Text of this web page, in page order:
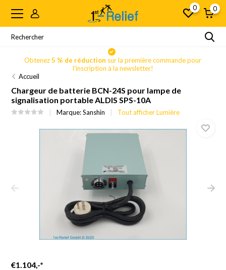
0 0
Obtenez5 % de réduction sur la première commande pour
l'inscription à la newsletter!
Accueil
Chargeur de batterie BCN-24S pour lampe de
signalisation portable ALDIS SPS-10A
Marque:Sanshin Tout afficher Lumière
€1.104,-*